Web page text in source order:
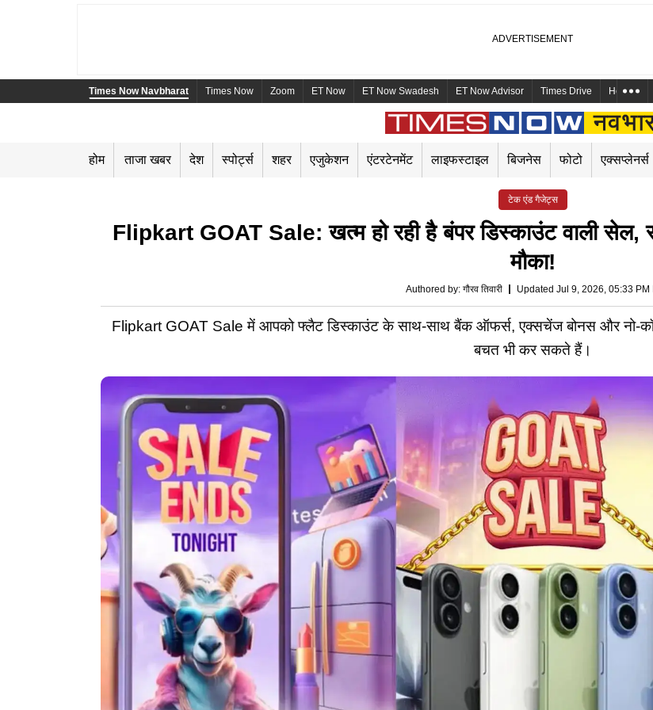
Times Now Navbharat Times Now Zoom ET Now ET Now Swadesh ET Now Advisor Times Drive Health
होम ताजा खबर देश स्पोर्ट्स शहर एजुकेशन एंटरटेनमेंट लाइफस्टाइल बिजनेस फोटो एक्सप्लेनर्स
टेक एंड गैजेट्स
Flipkart GOAT Sale: खत्म हो रही है बंपर डिस्काउंट वाली सेल,
मौका!
Authored by: गौरव तिवारी Updated Jul 9, 2026, 05:33 PM
Flipkart GOAT Sale में आपको फ्लैट डिस्काउंट के साथ-साथ बैंक ऑफर्स, एक्सचेंज बोनस और नो-
बचत भी कर सकते हैं।